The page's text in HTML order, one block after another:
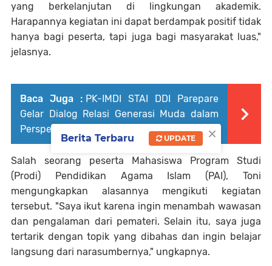
yang berkelanjutan di lingkungan akademik.
Harapannya kegiatan ini dapat berdampak positif tidak
hanya bagi peserta, tapi juga bagi masyarakat luas,"
jelasnya.
Baca Juga : PK-IMDI STAI DDI Parepare
Gelar Dialog Relasi Generasi Muda dalam
Perspektif Agama dan Budaya
Salah seorang peserta Mahasiswa Program Studi
(Prodi) Pendidikan Agama Islam (PAI), Toni
mengungkapkan alasannya mengikuti kegiatan
tersebut. "Saya ikut karena ingin menambah wawasan
dan pengalaman dari pemateri. Selain itu, saya juga
tertarik dengan topik yang dibahas dan ingin belajar
langsung dari narasumbernya," ungkapnya.
×
Berita Terbaru UPDATE